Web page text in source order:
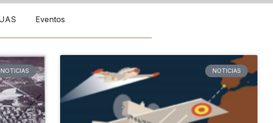
Eventos
NOTICIAS NOTICIAS